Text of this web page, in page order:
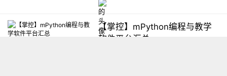
【掌控】mPython编程与教学
软件平台汇总